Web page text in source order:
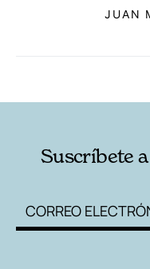
JUAN
Suscríbete